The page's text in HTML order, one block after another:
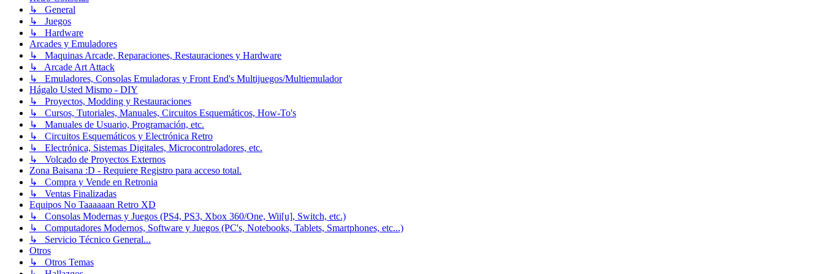
↳ General
↳ Juegos
↳ Hardware
Arcades y Emuladores
↳ Maquinas Arcade, Reparaciones, Restauraciones y Hardware
↳ Arcade Art Attack
↳ Emuladores, Consolas Emuladoras y Front End's Multijuegos/Multiemulador
Hágalo Usted Mismo - DIY
↳ Proyectos, Modding y Restauraciones
↳ Cursos, Tutoriales, Manuales, Circuitos Esquemáticos, How-To's
↳ Manuales de Usuario, Programación, etc.
↳ Circuitos Esquemáticos y Electrónica Retro
↳ Electrónica, Sistemas Digitales, Microcontroladores, etc.
↳ Volcado de Proyectos Externos
Zona Baisana :D - Requiere Registro para acceso total.
↳ Compra y Vende en Retronia
↳ Ventas Finalizadas
Equipos No Taaaaaan Retro XD
↳ Consolas Modernas y Juegos (PS4, PS3, Xbox 360/One, Wii[u], Switch, etc.)
↳ Computadores Modernos, Software y Juegos (PC's, Notebooks, Tablets, Smartphones, etc...)
↳ Servicio Técnico General...
Otros
↳ Otros Temas